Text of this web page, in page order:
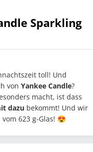
Sparkling
toll! Und
von Yankee Candle?
macht, ist dass
dazu bekommt! Und wir
623 g-Glas! 😍